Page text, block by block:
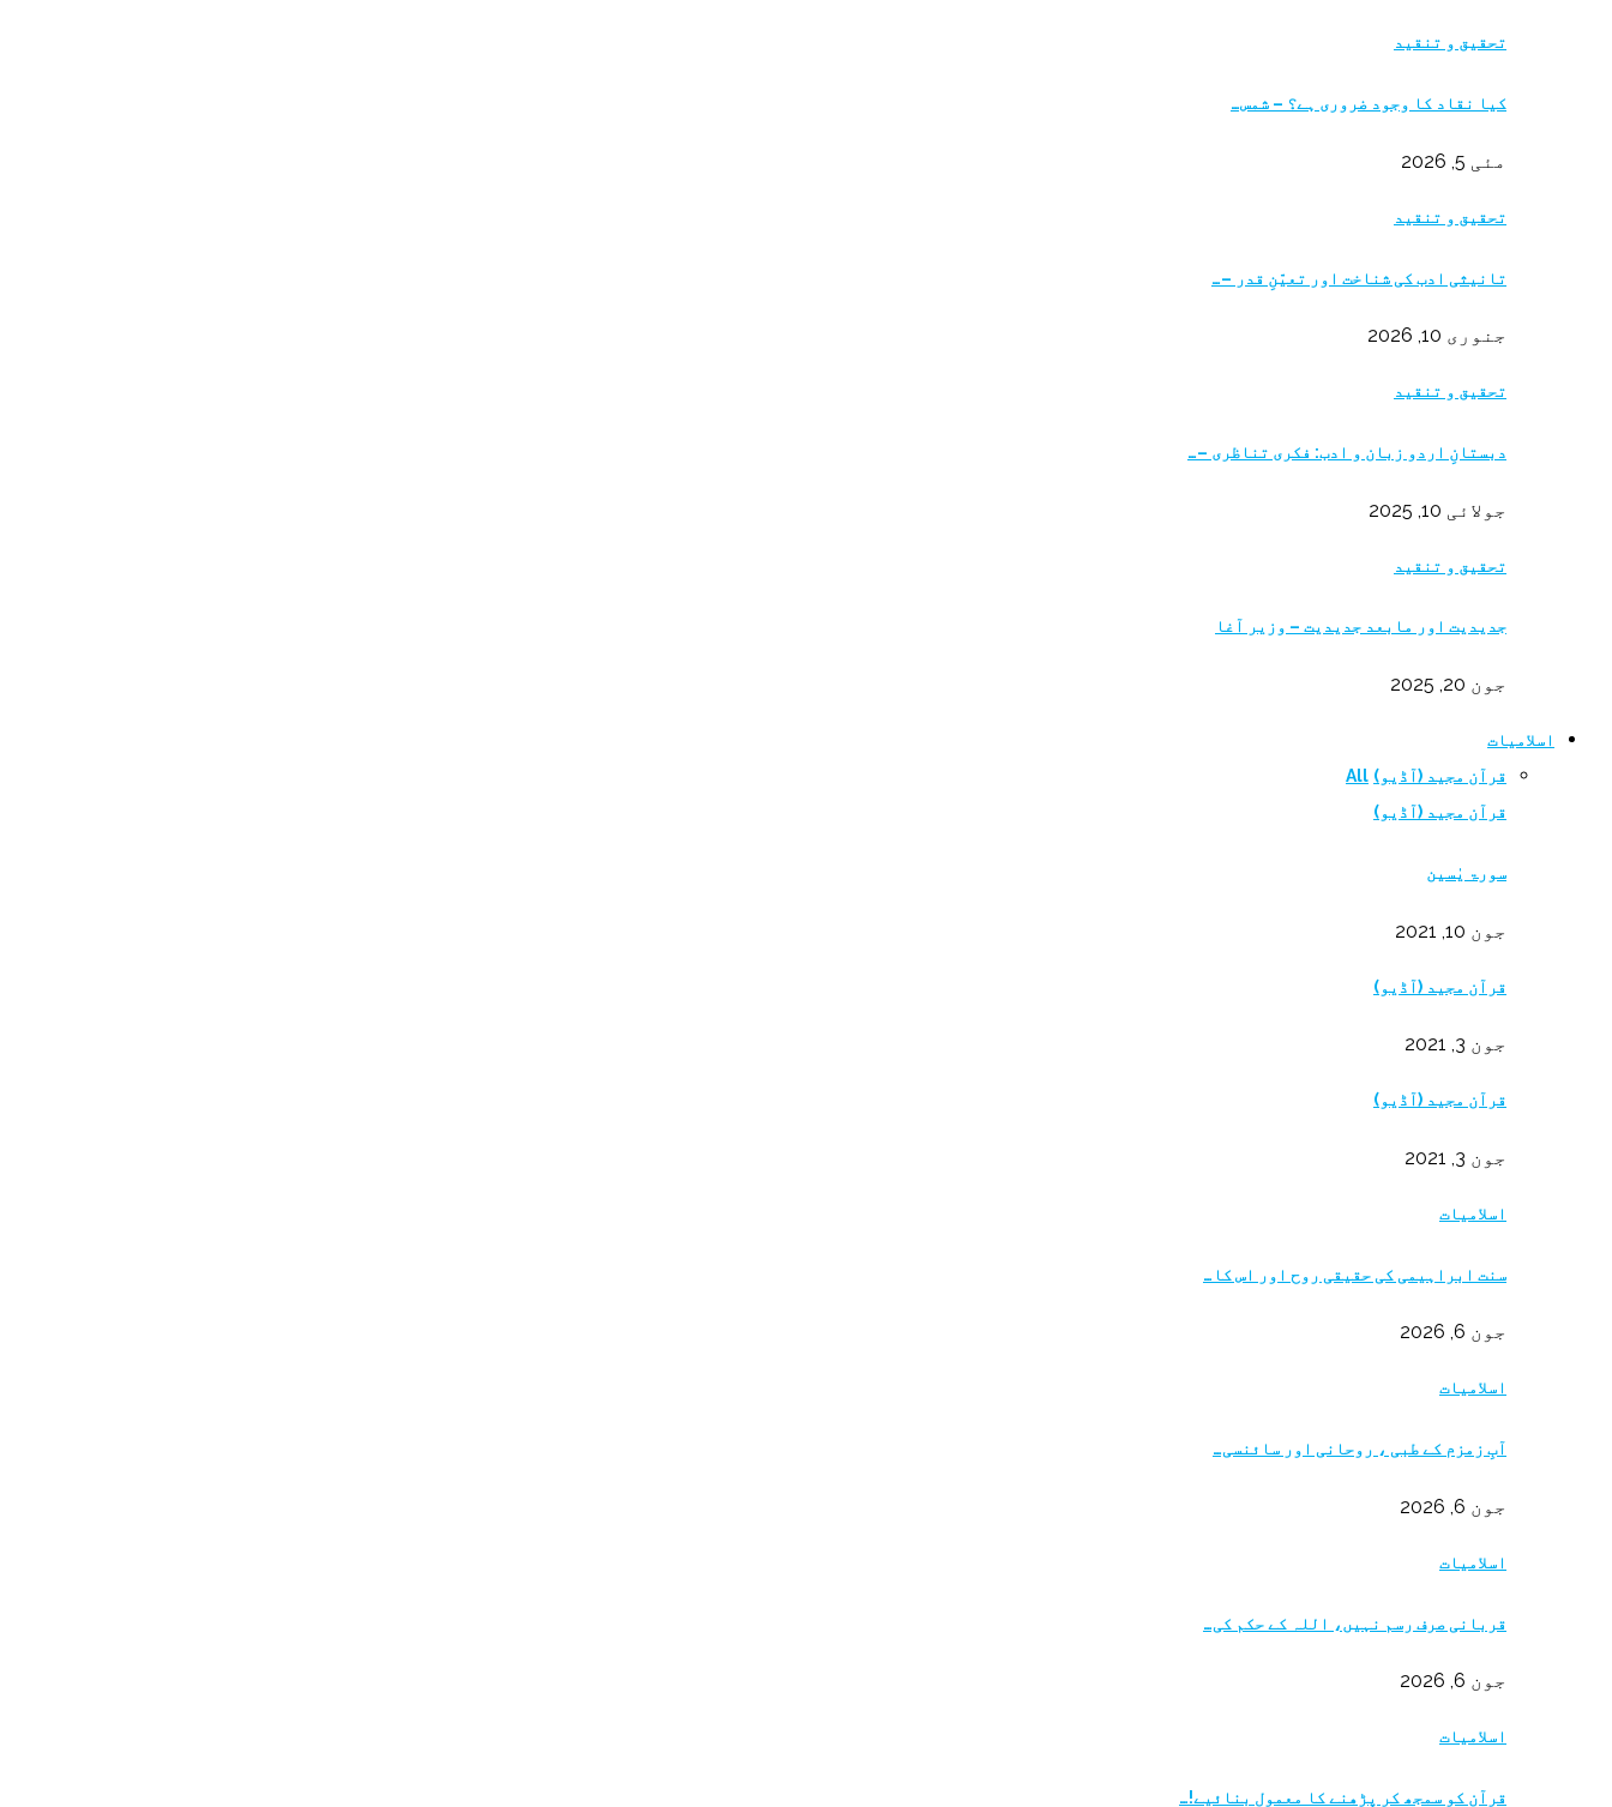
تحقیق و تنقید
کیا نقاد کا وجود ضروری ہے؟ – شمس…
مئی 5, 2026
تحقیق و تنقید
تانیثی ادب کی شناخت اور تعیّنِ قدر –…
جنوری 10, 2026
تحقیق و تنقید
دبستانِ اردو زبان و ادب: فکری تناظری –…
جولائی 10, 2025
تحقیق و تنقید
جدیدیت اور مابعد جدیدیت – وزیر آغا
جون 20, 2025
اسلامیات
قرآن مجید (آڈیو) All
قرآن مجید (آڈیو)
سورۃ یٰسین
جون 10, 2021
قرآن مجید (آڈیو)
جون 3, 2021
قرآن مجید (آڈیو)
جون 3, 2021
اسلامیات
سنت ابراہیمی کی حقیقی روح اور اس کا…
جون 6, 2026
اسلامیات
آبِ زمزم کے طبی ، روحانی اور سائنسی…
جون 6, 2026
اسلامیات
قربانی صرف رسم نہیں، اللہ کے حکم کی…
جون 6, 2026
اسلامیات
قرآن کو سمجھ کر پڑھنے کا معمول بنائیے!…